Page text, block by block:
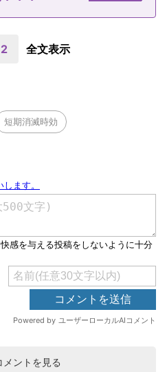
2 全文表示
短期消滅時効
メントを見る